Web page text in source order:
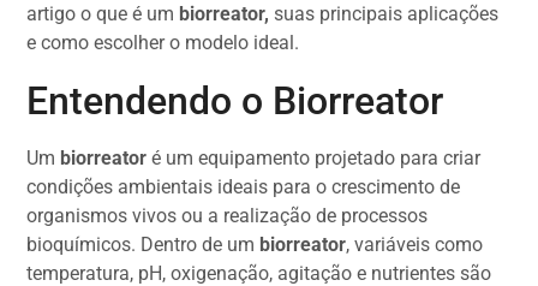
artigo o que é um biorreator, suas principais aplicações
e como escolher o modelo ideal.
Entendendo o Biorreator
Um biorreator é um equipamento projetado para criar
condições ambientais ideais para o crescimento de
organismos vivos ou a realização de processos
bioquímicos. Dentro de um biorreator, variáveis como
temperatura, pH, oxigenação, agitação e nutrientes são